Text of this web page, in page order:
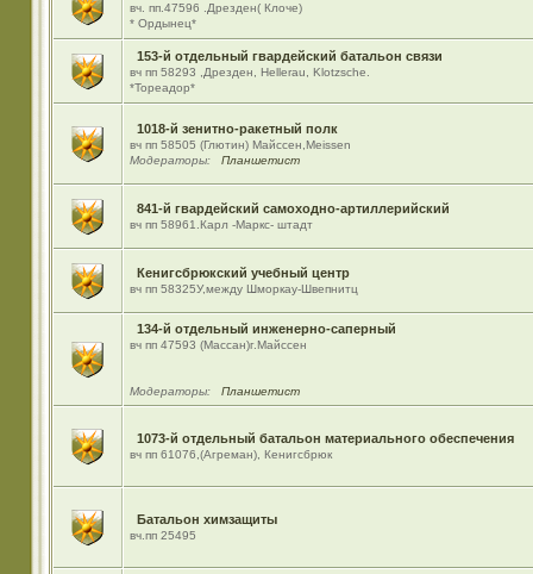
вч. пп.47596 .Дрезден( Клоче)
* Ордынец*
153-й отдельный гвардейский батальон связи
вч пп 58293 ,Дрезден, Hellerau, Klotzsche.
*Тореадор*
1018-й зенитно-ракетный полк
вч пп 58505 (Глютин) Майсcен,Meissen
Модераторы:
Планшетист
841-й гвардейский самоходно-артиллерийский
вч пп 58961.Карл -Маркс- штадт
Кенигсбрюкский учебный центр
вч пп 58325У,между Шморкау-Швепнитц
134-й отдельный инженерно-саперный
вч пп 47593 (Массан)г.Майссен
Модераторы: Планшетист
1073-й отдельный батальон материального обеспечения
вч пп 61076,(Агреман), Кенигсбрюк
Батальон химзащиты
вч.пп 25495